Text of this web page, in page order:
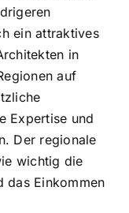
ein attraktives
in
auf
Expertise und
Der regionale
wichtig die
das Einkommen